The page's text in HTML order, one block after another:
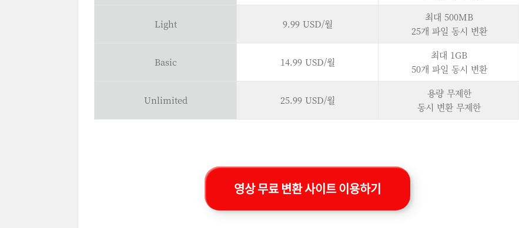
Light 9.99 USD/월
최대 500MB
25개 파일 동시 변환
Basic 14.99 USD/월
최대 1GB
50개 파일 동시 변환
Unlimited 25.99 USD/월
용량 무제한
동시 변환 무제한
영상 무료 변환 사이트 이용하기